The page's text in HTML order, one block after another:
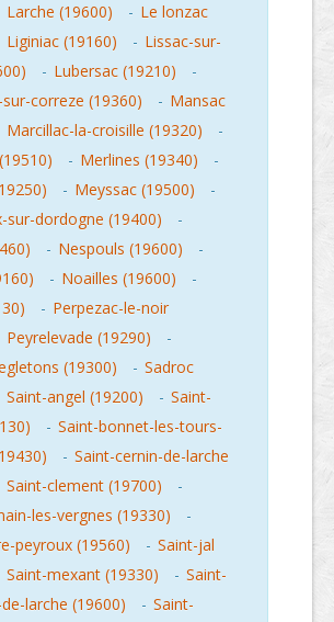
Larche (19600) - Le lonzac
Liginiac (19160) - Lissac-sur-
- Lubersac (19210)
-
correze (19360)
- Mansac
Marcillac-la-croisille (19320)
-
- Merlines (19340)
-
- Meyssac (19500)
-
sur-dordogne (19400)
-
- Nespouls (19600)
-
- Noailles (19600)
-
- Perpezac-le-noir
Peyrelevade (19290)
-
(19300)
- Sadroc
Saint-angel (19200) - Saint-
- Saint-bonnet-les-tours-
- Saint-cernin-de-larche
Saint-clement (19700)
-
les-vergnes (19330)
-
peyroux (19560)
- Saint-jal
Saint-mexant (19330) - Saint-
larche (19600)
- Saint-